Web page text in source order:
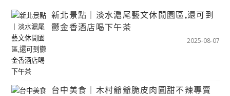
新北景點｜淡水滬尾藝文休閒園區,還可到
鬱金香酒店喝下午茶
2025-08-07
台中美食｜木村爺爺脆皮肉圓甜不辣專賣